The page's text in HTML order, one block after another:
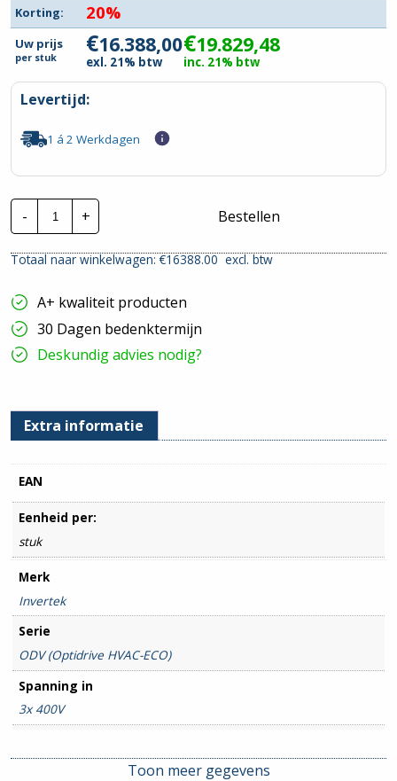
Korting:
20%
Uw prijs
per stuk €16.388,00
exl. 21% btw
€19.829,48
inc. 21% btw
Levertijd:
1 á 2 Werkdagen
-
Invertek
Frequentieregelaar
|
3-
3R12-
MN
|
P=250kw
hoeveelheid
+ Bestellen
Totaal naar winkelwagen: €16388.00excl. btw
A+ kwaliteit producten
30 Dagen bedenktermijn
Deskundig advies nodig?
Extra informatie
EAN
Eenheid per:
stuk
Merk
Invertek
Serie
ODV (Optidrive HVAC-ECO)
Spanning in
3x 400V
3x 400V
Toon meer gegevens